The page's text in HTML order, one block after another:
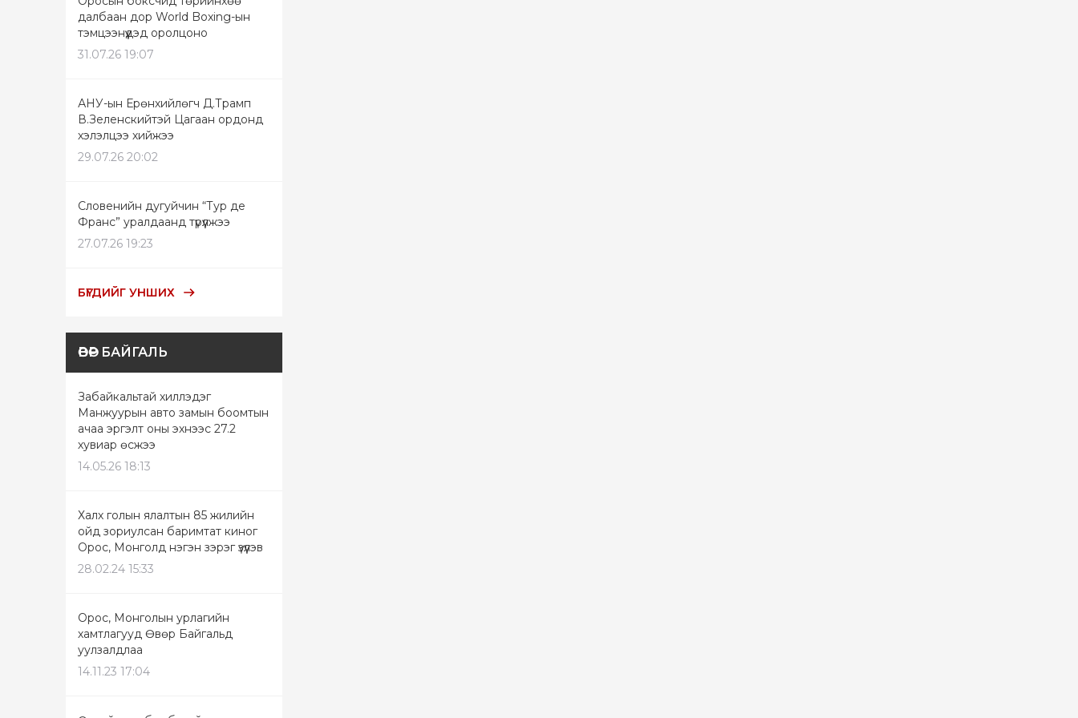
далбаан дор World Boxing-ын
тэмцээнүүдэд оролцоно
31.07.26 19:07
АНУ-ын Ерөнхийлөгч Д.Трамп
В.Зеленскийтэй Цагаан ордонд
хэлэлцээ хийжээ
29.07.26 20:02
Словенийн дугуйчин “Тур де
Франс” уралдаанд түрүүлжээ
27.07.26 19:23
БҮГДИЙГ УНШИХ
ӨВӨР БАЙГАЛЬ
Забайкальтай хиллэдэг
Манжуурын авто замын боомтын
ачаа эргэлт оны эхнээс 27.2
хувиар өсжээ
14.05.26 18:13
Халх голын ялалтын 85 жилийн
ойд зориулсан баримтат киног
Орос, Монголд нэгэн зэрэг үзүүлэв
28.02.24 15:33
Орос, Монголын урлагийн
хамтлагууд Өвөр Байгальд
уулзалдлаа
14.11.23 17:04